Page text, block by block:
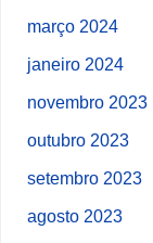
março 2024
janeiro 2024
novembro 2023
outubro 2023
setembro 2023
agosto 2023